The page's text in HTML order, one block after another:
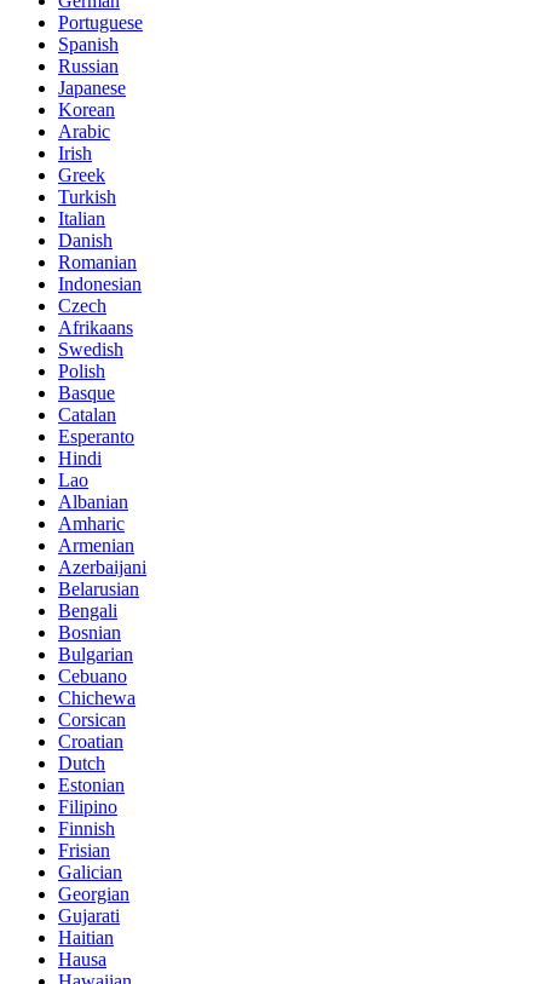
Portuguese
Spanish
Russian
Japanese
Korean
Arabic
Irish
Greek
Turkish
Italian
Danish
Romanian
Indonesian
Czech
Afrikaans
Swedish
Polish
Basque
Catalan
Esperanto
Hindi
Lao
Albanian
Amharic
Armenian
Azerbaijani
Belarusian
Bengali
Bosnian
Bulgarian
Cebuano
Chichewa
Corsican
Croatian
Dutch
Estonian
Filipino
Finnish
Frisian
Galician
Georgian
Gujarati
Haitian
Hausa